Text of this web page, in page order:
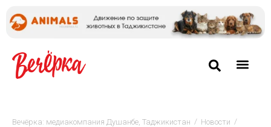
Вечёрка: медиакомпания Душанбе, Таджикистан / Новости /